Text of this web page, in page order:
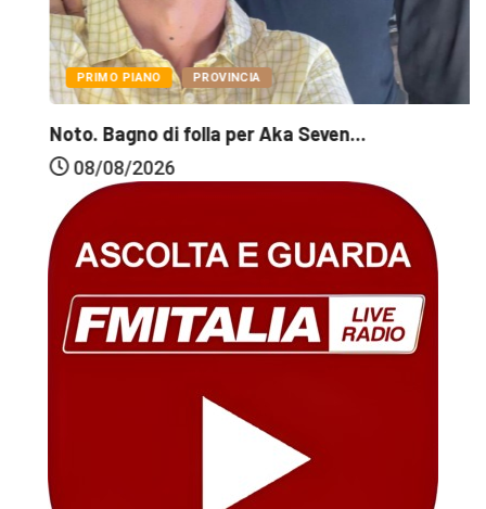
PRIMO PIANO PROVINCIA
Noto. Bagno di folla per Aka Seven...
08/08/2026